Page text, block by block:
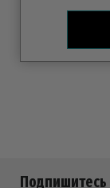
Подпишитесь